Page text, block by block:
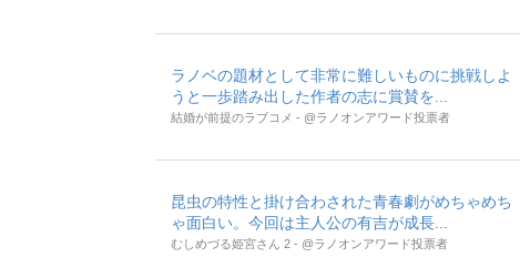
ラノベの題材として非常に難しいものに挑戦しよ
うと一歩踏み出した作者の志に賞賛を...
結婚が前提のラブコメ - @ラノオンアワード投票者
昆虫の特性と掛け合わされた青春劇がめちゃめち
ゃ面白い。今回は主人公の有吉が成長...
むしめづる姫宮さん 2 - @ラノオンアワード投票者